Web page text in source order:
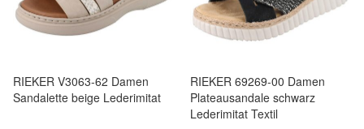
RIEKER V3063-62 Damen
Sandalette beige Lederimitat
RIEKER 69269-00 Damen
Plateausandale schwarz
Lederimitat Textil